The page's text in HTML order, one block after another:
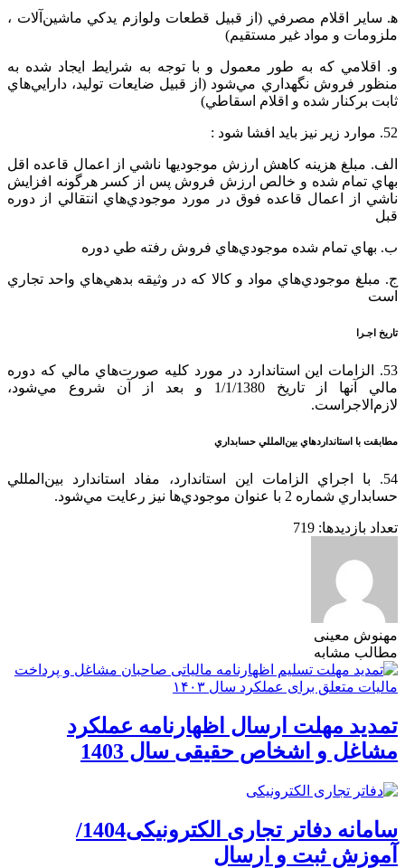
ﻫ. ساير اقلام‌ مصرفي‌ (از قبيل‌ قطعات‌ ولوازم‌ يدكي‌ ماشين‌آلات‌ ،
ملزومات‌ و مواد غير مستقيم‌)
و. اقلامي‌ كه‌ به‌ طور معمول‌ و با توجه‌ به‌ شرايط‌ ايجاد شده‌ به
منظور فروش‌ نگهداري‌ مي‌شود (از قبيل‌ ضايعات‌ توليد، دارايي‌هاي‌
ثابت‌ بركنار شده‌ و اقلام‌ اسقاطي‌)
52. موارد زير نيز بايد افشا شود :
الف. مبلغ‌ هزينه‌ كاهش‌ ارزش‌ موجوديها ناشي‌ از اعمال‌ قاعده‌ اقل‌
بهاي‌ تمام‌ شده‌ و خالص‌ ارزش‌ فروش‌ پس‌ از كسر هرگونه‌ افزايش‌
ناشي‌ از اعمال‌ قاعده‌ فوق‌ در مورد موجودي‌هاي‌ انتقالي‌ از دوره‌
قبل‌
ب‌. بهاي‌ تمام‌ شده‌ موجودي‌هاي‌ فروش‌ رفته‌ طي‌ دوره‌
ج‌. مبلغ‌ موجودي‌هاي‌ مواد و کالا كه‌ در وثيقه‌ بدهي‌هاي‌ واحد تجاري‌
است‌
تاريخ‌ اجـرا
53. الزامات‌ اين‌ استاندارد در مورد كليه‌ صورت‌هاي‌ مالي‌ كه‌ دوره‌
مالي‌ آنها از تاريخ‌ 1/1/1380 و بعد از آن‌ شروع‌ مي‌شود،
لازم‌الاجراست‌.
مطابقت‌ با استانداردهاي‌ بين‌المللي‌ حسابداري‌
54. با اجراي‌ الزامات‌ اين‌ استاندارد، مفاد استاندارد بين‌المللي‌
حسابداري‌ شماره‌ 2 با عنوان‌ موجودي‌ها نيز رعايت‌ مي‌شود.
تعداد بازدید‌ها: 719
مهنوش معینی
مطالب مشابه
تمدید مهلت ارسال اظهارنامه عملکرد
مشاغل و اشخاص حقیقی سال 1403
سامانه دفاتر تجاری الکترونیکی1404/
آموزش ثبت و ارسال